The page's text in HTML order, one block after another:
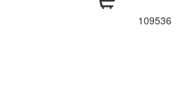
109536